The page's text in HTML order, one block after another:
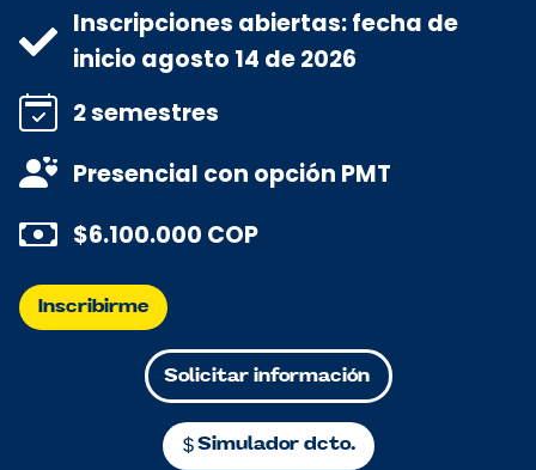
Inscripciones abiertas:fecha de
inicio agosto 14 de 2026
2 semestres
Presencial con opción PMT
$6.100.000 COP
Inscribirme
Solicitar información
Simulador dcto.